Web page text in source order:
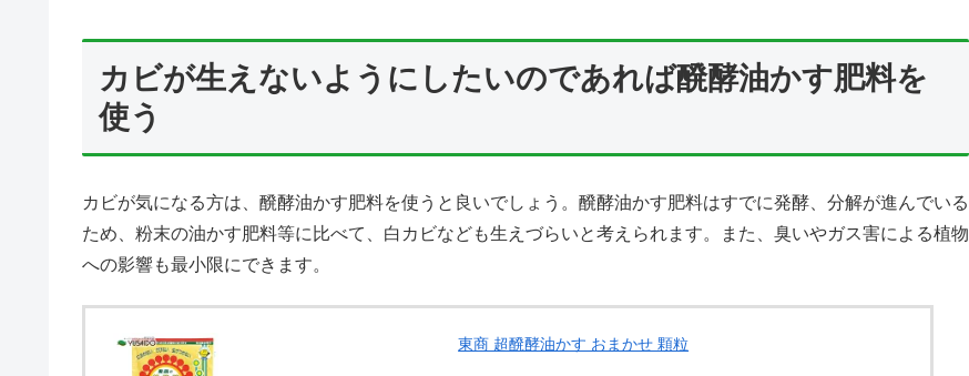
カビが生えないようにしたいのであれば醗酵油かす肥料を
使う
カビが気になる方は、醗酵油かす肥料を使うと良いでしょう。醗酵油かす肥料はすでに発酵、分解が進んでいる
ため、粉末の油かす肥料等に比べて、白カビなども生えづらいと考えられます。また、臭いやガス害による植物
への影響も最小限にできます。
東商 超醗酵油かす おまかせ 顆粒